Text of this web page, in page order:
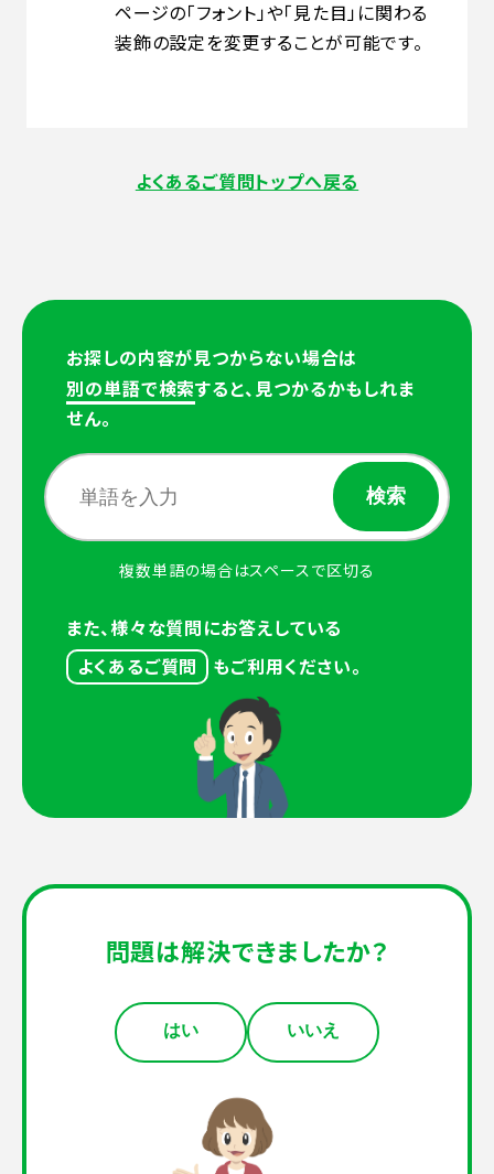
ページの「フォント」や「見た目」に関わる
装飾の設定を変更することが可能です。
よくあるご質問トップへ戻る
お探しの内容が見つからない場合は
別の単語で検索すると、見つかるかもしれま
せん。
複数単語の場合はスペースで区切る
また、様々な質問にお答えしている
よくあるご質問
もご利用ください。
問題は解決できましたか？
はい いいえ